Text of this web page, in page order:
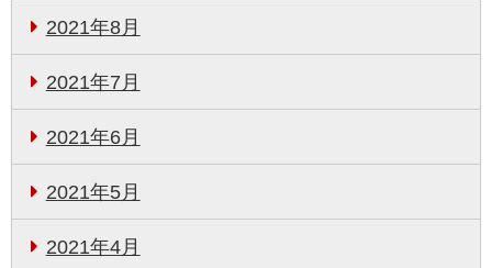
2021年8月
2021年7月
2021年6月
2021年5月
2021年4月